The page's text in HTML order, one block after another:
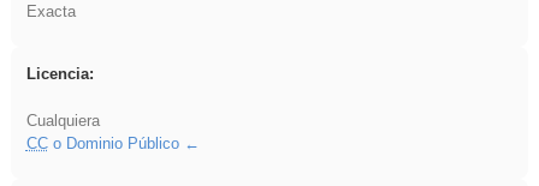
Exacta
Licencia:
Cualquiera
CCo Dominio Público